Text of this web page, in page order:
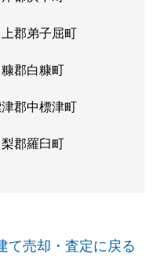
上郡弟子屈町
郡白糠町
郡中標津町
郡羅臼町
て売却・査定に戻る